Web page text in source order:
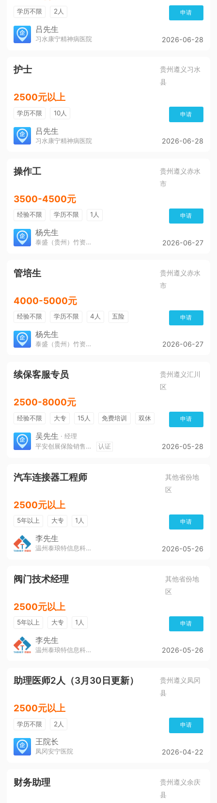
学历不限 2人 申请
吕先生
习水康宁精神病医院 2026-06-28
护士
贵州遵义习水
县
2500元以上
学历不限 10人 申请
吕先生
习水康宁精神病医院 2026-06-28
操作工
贵州遵义赤水
市
3500-4500元
经验不限 学历不限 1人 申请
杨先生
泰盛（贵州）竹资源发展有限公司 2026-06-27
管培生
贵州遵义赤水
市
4000-5000元
经验不限 学历不限 4人 五险 申请
杨先生
泰盛（贵州）竹资源发展有限公司 2026-06-27
续保客服专员
贵州遵义汇川
区
2500-8000元
经验不限 大专 15人 免费培训
双休
加班费
朝九晚五
申请
吴先生 · 经理
平安创展保险销售服务有限公司遵义分公司
认证 2026-05-28
汽车连接器工程师
其他省份地
区
2500元以上
5年以上 大专 1人 申请
李先生
温州泰琅特信息科技有限公司 2026-05-26
阀门技术经理
其他省份地
区
2500元以上
5年以上 大专 1人 申请
李先生
温州泰琅特信息科技有限公司 2026-05-26
助理医师2人（3月30日更新）
贵州遵义凤冈
县
2500元以上
学历不限 2人 申请
王院长
凤冈安宁医院 2026-04-22
财务助理
贵州遵义余庆
县